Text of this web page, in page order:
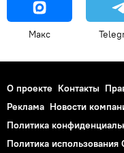
Макс
О проекте Контакты
Реклама Новости
Политика
Политика использования